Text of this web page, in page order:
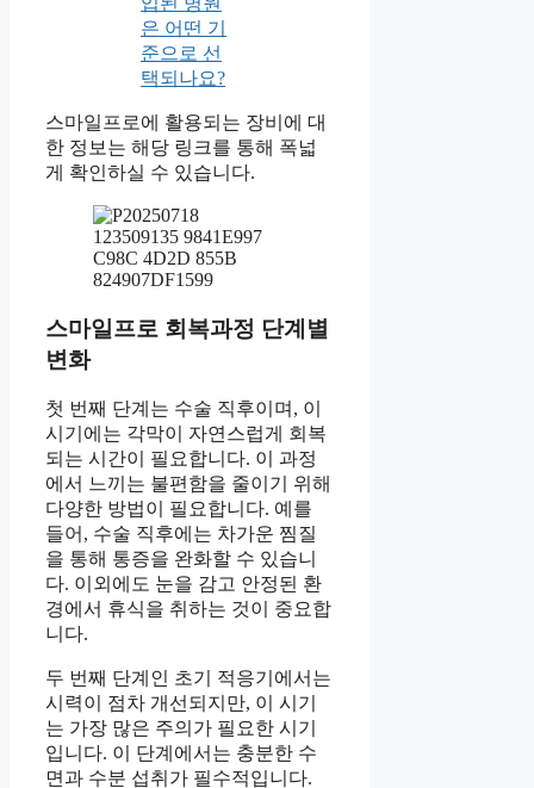
은 어떤 기
준으로 선
택되나요?
스마일프로에 활용되는 장비에 대
한 정보는 해당 링크를 통해 폭넓
게 확인하실 수 있습니다.
스마일프로 회복과정 단계별
변화
첫 번째 단계는 수술 직후이며, 이
시기에는 각막이 자연스럽게 회복
되는 시간이 필요합니다. 이 과정
에서 느끼는 불편함을 줄이기 위해
다양한 방법이 필요합니다. 예를
들어, 수술 직후에는 차가운 찜질
을 통해 통증을 완화할 수 있습니
다. 이외에도 눈을 감고 안정된 환
경에서 휴식을 취하는 것이 중요합
니다.
두 번째 단계인 초기 적응기에서는
시력이 점차 개선되지만, 이 시기
는 가장 많은 주의가 필요한 시기
입니다. 이 단계에서는 충분한 수
면과 수분 섭취가 필수적입니다.